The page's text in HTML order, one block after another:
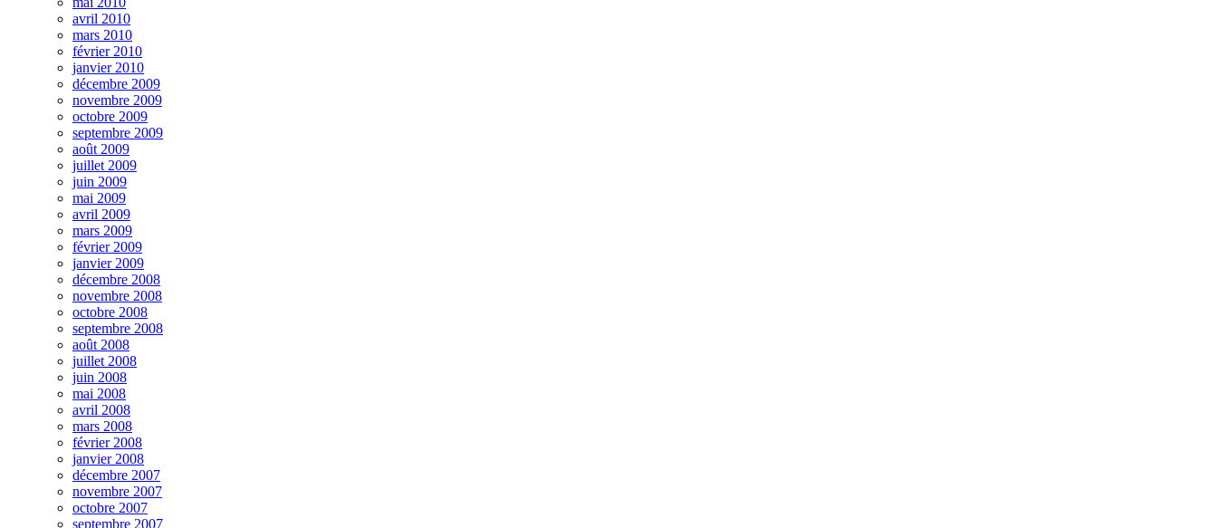
avril 2010
mars 2010
février 2010
janvier 2010
décembre 2009
novembre 2009
octobre 2009
septembre 2009
août 2009
juillet 2009
juin 2009
mai 2009
avril 2009
mars 2009
février 2009
janvier 2009
décembre 2008
novembre 2008
octobre 2008
septembre 2008
août 2008
juillet 2008
juin 2008
mai 2008
avril 2008
mars 2008
février 2008
janvier 2008
décembre 2007
novembre 2007
octobre 2007
septembre 2007